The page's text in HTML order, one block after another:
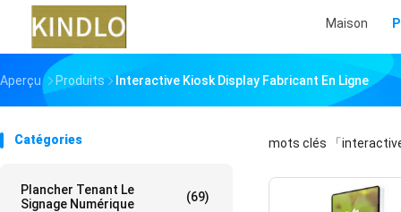
Maison
Aperçu Produits Interactive Kiosk Display Fabricant En Ligne
Catégories
Plancher Tenant Le
Signage Numérique
(69)
mots clés 「